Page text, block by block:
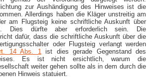
zur Aushändigung des Hinweises ist die
Allerdings haben die Kläger unstreitig am
am Flugsteig keine schriftliche Auskunft über
Dies dürfte aber erforderlich sein. Die
dafür, dass die schriftliche Auskunft über die
oder Flugsteig verlangt werden
14 Abs. 1
ist dies gerade Gegenstand des
Es ist nicht ersichtlich, warum die
weiter gehen sollte als in dem durch die
Hinweis statuiert.